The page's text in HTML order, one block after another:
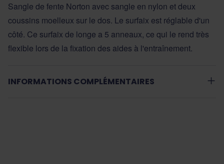
Sangle de fente Norton avec sangle en nylon et deux
coussins moelleux sur le dos. Le surfaix est réglable d'un
côté. Ce surfaix de longe a 5 anneaux, ce qui le rend très
flexible lors de la fixation des aides à l'entraînement.
INFORMATIONS COMPLÉMENTAIRES